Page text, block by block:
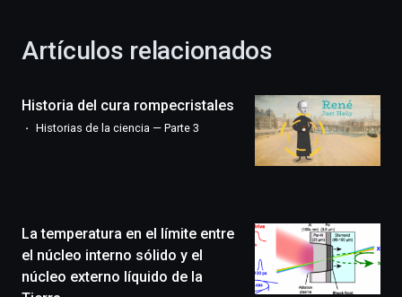
celebración
novena
edición
un
festival
que
Artículos relacionados
Historia del cura rompecristales
Historias de la ciencia — Parte 3
La temperatura en el límite entre
el núcleo interno sólido y el
núcleo externo líquido de la